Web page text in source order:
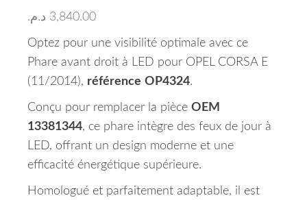
3,840.00 د.م.
Optez pour une visibilité optimale avec ce
Phare avant droit à LED pour OPEL CORSA E
(11/2014), référence OP4324.
Conçu pour remplacer la pièce OEM
13381344, ce phare intègre des feux de jour à
LED, offrant un design moderne et une
efficacité énergétique supérieure.
Homologué et parfaitement adaptable, il est